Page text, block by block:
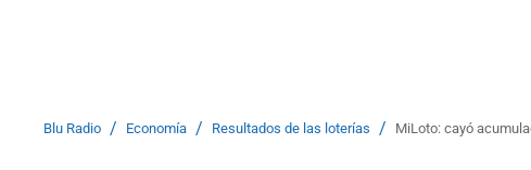
Blu Radio / Economía / Resultados de las loterías / MiLoto: cayó